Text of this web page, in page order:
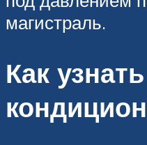
магистраль.
Как